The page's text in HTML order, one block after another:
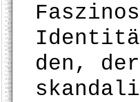
den,